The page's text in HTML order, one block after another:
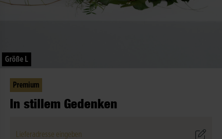
Größe L
Premium
In stillem Gedenken
Lieferadresse eingeben